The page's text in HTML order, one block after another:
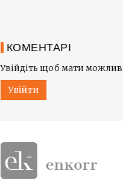
КОМЕНТАРІ
Увійдіть щоб мати
Увійти